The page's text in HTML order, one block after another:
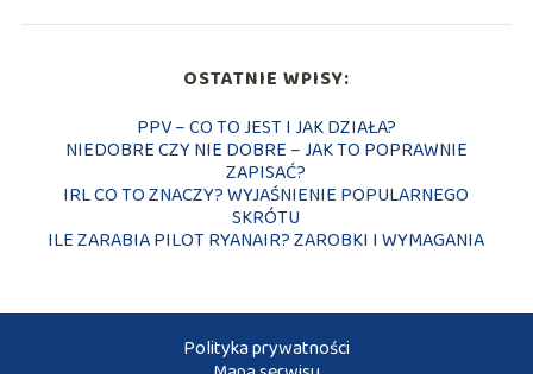
OSTATNIE WPISY:
PPV – CO TO JEST I JAK DZIAŁA?
NIEDOBRE CZY NIE DOBRE – JAK TO POPRAWNIE
ZAPISAĆ?
IRL CO TO ZNACZY? WYJAŚNIENIE POPULARNEGO
SKRÓTU
ILE ZARABIA PILOT RYANAIR? ZAROBKI I WYMAGANIA
Polityka prywatności